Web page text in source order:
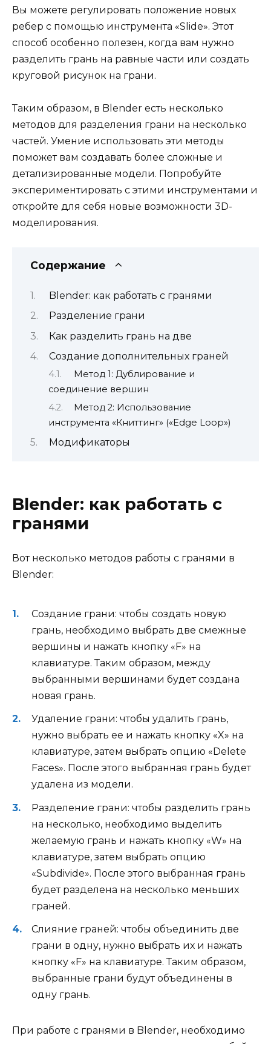
Вы можете регулировать положение новых
ребер с помощью инструмента «Slide». Этот
способ особенно полезен, когда вам нужно
разделить грань на равные части или создать
круговой рисунок на грани.
Таким образом, в Blender есть несколько
методов для разделения грани на несколько
частей. Умение использовать эти методы
поможет вам создавать более сложные и
детализированные модели. Попробуйте
экспериментировать с этими инструментами и
откройте для себя новые возможности 3D-
моделирования.
Содержание
Blender: как работать с гранями
Разделение грани
Как разделить грань на две
Создание дополнительных граней
Метод 1: Дублирование и
соединение вершин
Метод 2: Использование
инструмента «Книттинг» («Edge Loop»)
Модификаторы
Blender: как работать с
гранями
Вот несколько методов работы с гранями в
Blender:
Создание грани: чтобы создать новую
грань, необходимо выбрать две смежные
вершины и нажать кнопку «F» на
клавиатуре. Таким образом, между
выбранными вершинами будет создана
новая грань.
Удаление грани: чтобы удалить грань,
нужно выбрать ее и нажать кнопку «X» на
клавиатуре, затем выбрать опцию «Delete
Faces». После этого выбранная грань будет
удалена из модели.
Разделение грани: чтобы разделить грань
на несколько, необходимо выделить
желаемую грань и нажать кнопку «W» на
клавиатуре, затем выбрать опцию
«Subdivide». После этого выбранная грань
будет разделена на несколько меньших
граней.
Слияние граней: чтобы объединить две
грани в одну, нужно выбрать их и нажать
кнопку «F» на клавиатуре. Таким образом,
выбранные грани будут объединены в
одну грань.
При работе с гранями в Blender, необходимо